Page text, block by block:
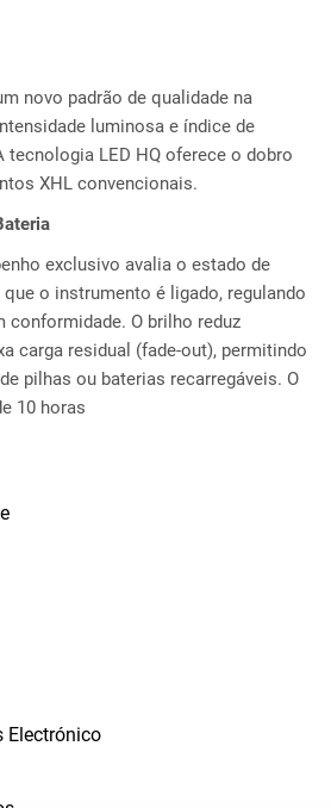
novo padrão de qualidade na
luminosa e índice de
tecnologia LED HQ oferece o dobro
XHL convencionais.
exclusivo avalia o estado de
o instrumento é ligado, regulando
conformidade. O brilho reduz
carga residual (fade-out), permitindo
pilhas ou baterias recarregáveis. O
10 horas
Electrónico